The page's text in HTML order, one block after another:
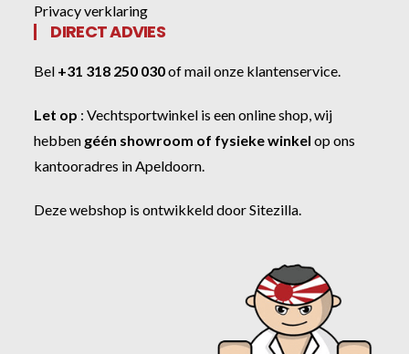
Privacy verklaring
DIRECT ADVIES
Bel +31 318 250 030ofmail onze klantenservice
Let op :Vechtsportwinkel is een online shop, wij
hebben géén showroom of fysieke winkel op ons
kantooradres in Apeldoorn.
Deze webshop is ontwikkeld doorSitezilla